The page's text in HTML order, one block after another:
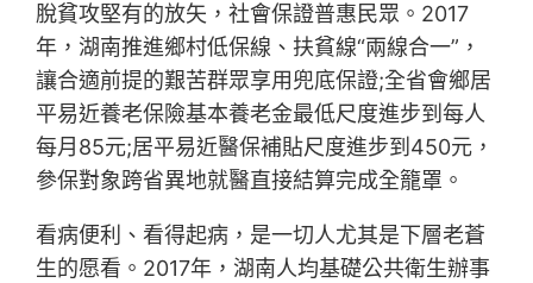
脫貧攻堅有的放矢，社會保證普惠民眾。2017
年，湖南推進鄉村低保線、扶貧線“兩線合一”，
讓合適前提的艱苦群眾享用兜底保證;全省會鄉居
平易近養老保險基本養老金最低尺度進步到每人
每月85元;居平易近醫保補貼尺度進步到450元，
參保對象跨省異地就醫直接結算完成全籠罩。
看病便利、看得起病，是一切人尤其是下層老蒼
生的愿看。2017年，湖南人均基礎公共衛生辦事